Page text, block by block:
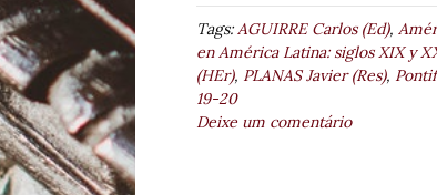
Tags:AGUIRRE Carlos (Ed),
en América Latina: siglos XIX y
(HEr), PLANAS Javier (Res),
19-20
Deixe um comentário